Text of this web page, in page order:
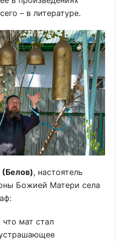
– в литературе.
, настоятель
Божией Матери села
мат стал